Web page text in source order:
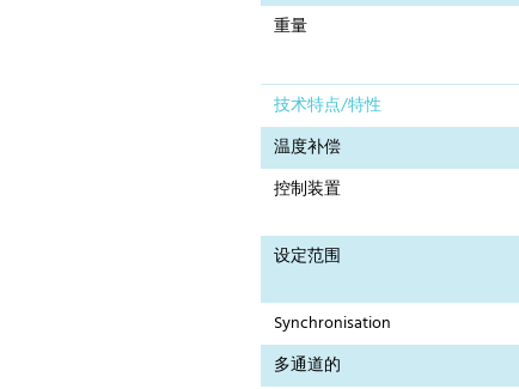
重量
技术特点/特性
温度补偿
控制装置
设定范围
Synchronisation
多通道的